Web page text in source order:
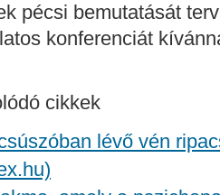
pécsi bemutatását
konferenciát
cikkek
lévő vén